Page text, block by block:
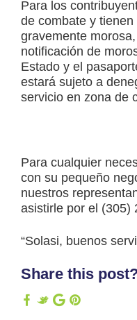
Para los
de combate y
gravemente
notificación de
Estado y el
estará sujeto a
servicio en zona de
Para cualquier
con su pequeño
nuestros
asistirle por el (305)
“Solasi, buenos
Share this